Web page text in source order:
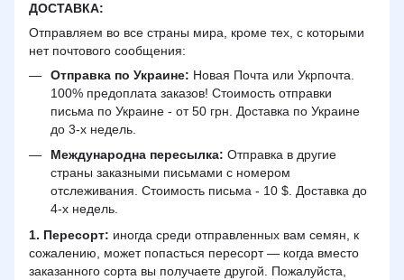
ДОСТАВКА:
Отправляем во все страны мира, кроме тех, с которыми
нет почтового сообщения:
Отправка по Украине: Новая Почта или Укрпочта.
100% предоплата заказов! Стоимость отправки
письма по Украине - от 50 грн. Доставка по Украине
до 3-х недель.
Международна пересылка: Отправка в другие
страны заказными письмами с номером
отслеживания. Стоимость письма - 10 $. Доставка до
4-х недель.
1. Пересорт: иногда среди отправленных вам семян, к
сожалению, может попасться пересорт — когда вместо
заказанного сорта вы получаете другой. Пожалуйста,